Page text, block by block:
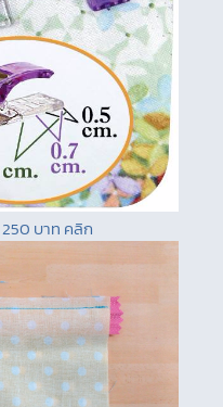
บาท คลิก